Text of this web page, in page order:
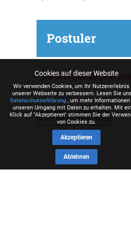
Postuler
Die Stellenanzeige
Cookies auf dieser Website
Wir verwenden Cookies, um Ihr Nutzererlebnis
unserer Webseite zu verbessern. Lesen Sie
Datenschutzerklärung, um mehr Informationen
unseren Umgang mit Daten zu erhalten. Mit
Klick auf "Akzeptieren" stimmen Sie der
von Cookies zu.
Akzeptieren
Ablehnen